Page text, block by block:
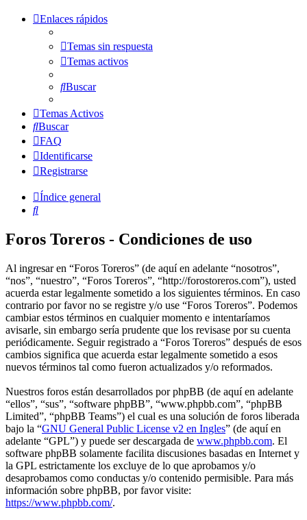
Enlaces rápidos
Temas sin respuesta
Temas activos
Buscar
Temas Activos
Buscar
FAQ
Identificarse
Registrarse
Índice general
Buscar
Foros Toreros - Condiciones de uso
Al ingresar en “Foros Toreros” (de aquí en adelante “nosotros”,
“nos”, “nuestro”, “Foros Toreros”, “http://forostoreros.com”), usted
acuerda estar legalmente sometido a los siguientes términos. En caso
contrario por favor no se registre y/o use “Foros Toreros”. Podemos
cambiar estos términos en cualquier momento e intentaríamos
avisarle, sin embargo sería prudente que los revisase por su cuenta
periódicamente. Seguir registrado a “Foros Toreros” después de esos
cambios significa que acuerda estar legalmente sometido a esos
nuevos términos tal como fueron actualizados y/o reformados.
Nuestros foros están desarrollados por phpBB (de aquí en adelante
“ellos”, “sus”, “software phpBB”, “www.phpbb.com”, “phpBB
Limited”, “phpBB Teams”) el cual es una solución de foros liberada
bajo la “GNU General Public License v2 en Ingles” (de aquí en
adelante “GPL”) y puede ser descargada de www.phpbb.com. El
software phpBB solamente facilita discusiones basadas en Internet y
la GPL estrictamente los excluye de lo que aprobamos y/o
desaprobamos como conductas y/o contenido permisible. Para más
información sobre phpBB, por favor visite:
https://www.phpbb.com/.